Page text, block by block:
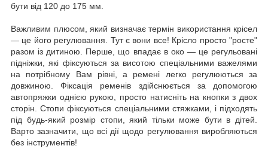
бути від 120 до 175 мм.
Важливим плюсом, який визначає термін використання крісел
— це його регулювання. Тут є вони все! Крісло просто "росте"
разом із дитиною. Перше, що впадає в око — це регульовані
підніжки, які фіксуються за висотою спеціальними важелями
на потрібному Вам рівні, а ремені легко регулюються за
довжиною. Фіксація ременів здійснюється за допомогою
автопряжки однією рукою, просто натисніть на кнопки з двох
сторін. Стопи фіксуються спеціальними стяжками, і підходять
під будь-який розмір стопи, який тільки може бути в дітей.
Варто зазначити, що всі дії щодо регулювання виробляються
без інструментів!